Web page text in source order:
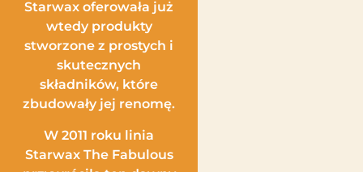
Starwax oferowała już
wtedy produkty
stworzone z prostych i
skutecznych
składników, które
zbudowały jej renomę.
W 2011 roku linia
Starwax The Fabulous